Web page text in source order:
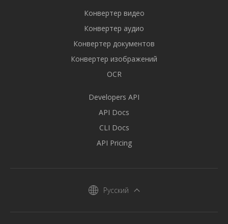
Конвертер видео
Конвертер аудио
Конвертер документов
Конвертер изображений
OCR
Developers API
API Docs
CLI Docs
API Pricing
Русский